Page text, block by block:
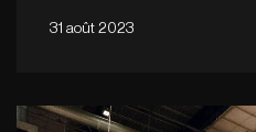
31 août 2023